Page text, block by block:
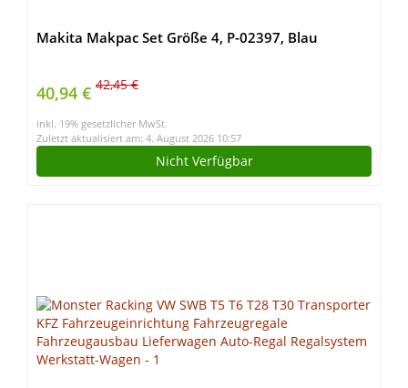
Makita Makpac Set Größe 4, P-02397, Blau
40,94 € 42,45 €
inkl. 19% gesetzlicher MwSt.
Zuletzt aktualisiert am: 4. August 2026 10:57
Nicht Verfügbar